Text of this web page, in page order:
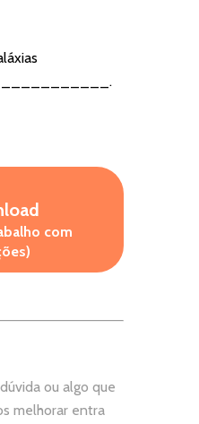
com
ou algo que
melhorar entra